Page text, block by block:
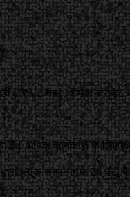
CVV2 नंबर (आपके क्रेडिट
है। अधिक जानकारी के लिए
ब्लॉक सामान्यतया 24 घंटों